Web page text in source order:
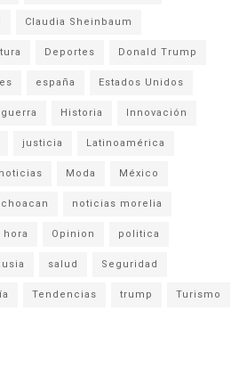
Claudia Sheinbaum
Deportes Donald Trump
españa Estados Unidos
guerra Historia Innovación
justicia Latinoamérica
Moda México
noticias morelia
Opinion politica
salud Seguridad
Tendencias trump Turismo